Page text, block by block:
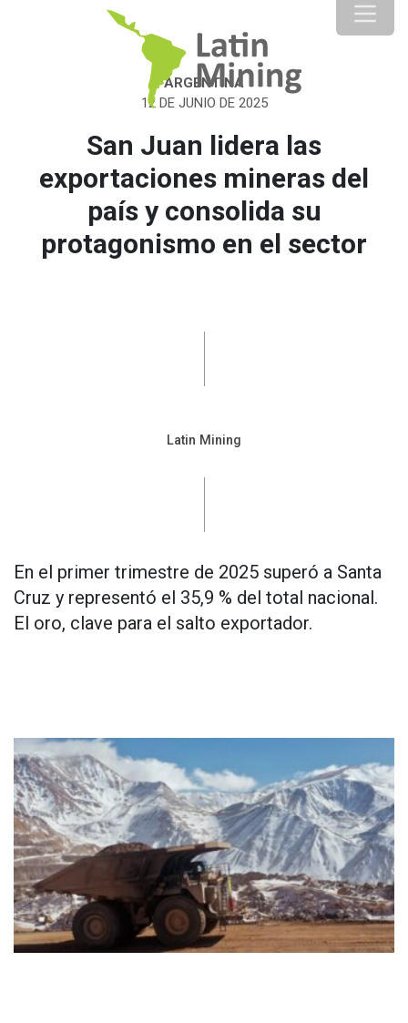
ARGENTINA
12 DE JUNIO DE 2025
San Juan lidera las
exportaciones mineras del
país y consolida su
protagonismo en el sector
Latin Mining
En el primer trimestre de 2025 superó a Santa
Cruz y representó el 35,9 % del total nacional.
El oro, clave para el salto exportador.